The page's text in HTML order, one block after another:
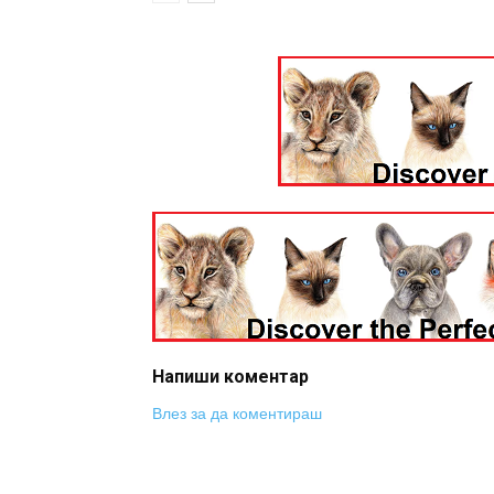
Напиши коментар
Влез за да коментираш